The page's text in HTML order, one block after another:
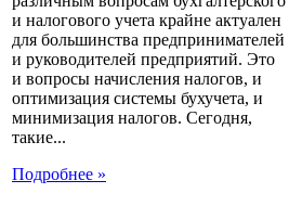
и налогового учета крайне актуален
для большинства предпринимателей
и руководителей предприятий. Это
и вопросы начисления налогов, и
оптимизация системы бухучета, и
минимизация налогов. Сегодня,
такие...
Подробнее »